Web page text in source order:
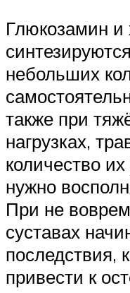
Глюкозамин и
небольших
также при
нагрузках,
количество
нужно
При не
суставах
последствия,
привести к